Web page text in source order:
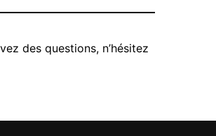
des questions, n’hésitez